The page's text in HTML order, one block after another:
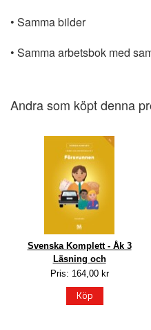
• Samma bilder
• Samma arbetsbok med
Andra som köpt denna
Svenska Komplett - Åk 3
Läsning och
Pris: 164,00 kr
Köp